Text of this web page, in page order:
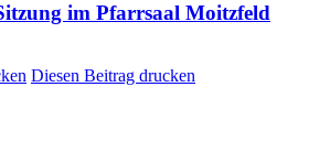
im Pfarrsaal Moitzfeld
Diesen Beitrag drucken